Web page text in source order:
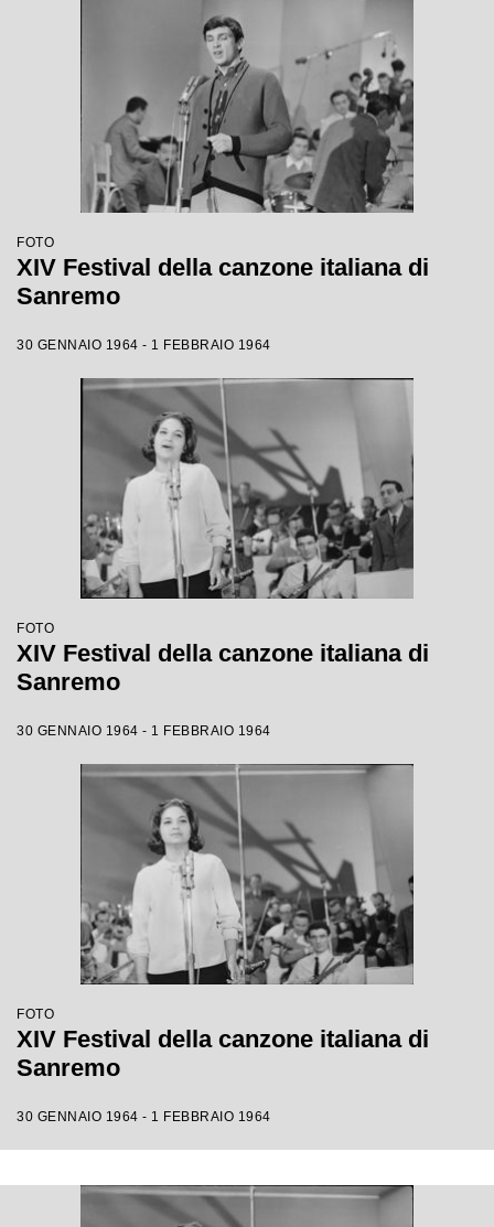
FOTO
XIV Festival della canzone italiana di
Sanremo
30 GENNAIO 1964 - 1 FEBBRAIO 1964
FOTO
XIV Festival della canzone italiana di
Sanremo
30 GENNAIO 1964 - 1 FEBBRAIO 1964
FOTO
XIV Festival della canzone italiana di
Sanremo
30 GENNAIO 1964 - 1 FEBBRAIO 1964